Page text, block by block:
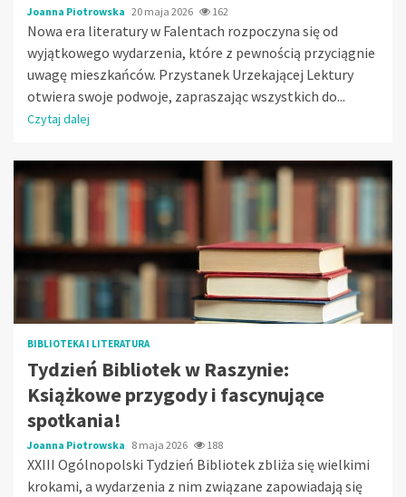
Joanna Piotrowska 20 maja 2026 162
Nowa era literatury w Falentach rozpoczyna się od
wyjątkowego wydarzenia, które z pewnością przyciągnie
uwagę mieszkańców. Przystanek Urzekającej Lektury
otwiera swoje podwoje, zapraszając wszystkich do...
Czytaj dalej
BIBLIOTEKA I LITERATURA
Tydzień Bibliotek w Raszynie:
Książkowe przygody i fascynujące
spotkania!
Joanna Piotrowska 8 maja 2026 188
XXIII Ogólnopolski Tydzień Bibliotek zbliża się wielkimi
krokami, a wydarzenia z nim związane zapowiadają się